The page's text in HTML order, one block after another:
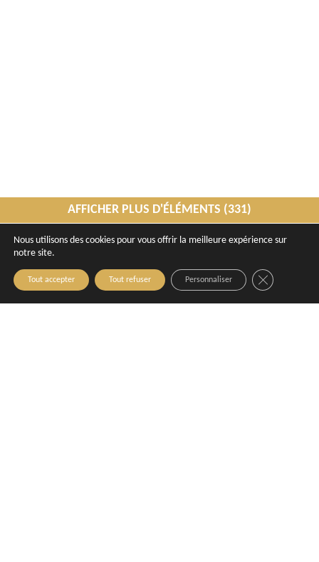
AFFICHER PLUS D'ÉLÉMENTS (331)
Nous utilisons des cookies pour vous offrir la meilleure expérience sur
notre site.
Tout accepter Tout refuser Personnaliser Close GDPR